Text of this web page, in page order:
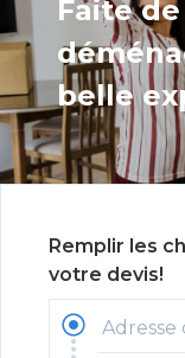
Faite
belle
Remplir les
votre devis!